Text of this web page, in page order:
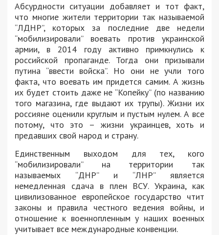
Абсурдности ситуации добавляет и тот факт,
что многие жители территории так называемой
“ЛДНР”, которых за последние две недели
“мобилизировали” воевать против украинской
армии, в 2014 году активно примкнулись к
российской пропаганде. Тогда они призывали
путина “ввести войска”. Но они не учли того
факта, что воевать им придется самим. А жизнь
их будет стоить даже не “Копейку” (по названию
того магазина, где выдают их трупы). Жизни их
россияне оценили круглым и пустым нулем. А все
потому, что это – жизни украинцев, хоть и
предавших свой народ и страну.
Единственным выходом для тех, кого
“мобилизировали” на территории так
называемых “ДНР” и “ЛНР” является
немедленная сдача в плен ВСУ. Украина, как
цивилизованное европейское государство чтит
законы и правила честного ведения войны, и
отношение к военнопленным у наших военных
учитывает все международные конвенции.